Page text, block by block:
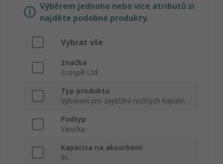
Výběrem jednoho nebo více atributů si
najděte podobné produkty.
Vybrat vše
Značka
Ecospill Ltd
Typ produktu
Vybavení pro zajištění rozlitých kapalin
Podtyp
Vanička
Kapacita na absorbent
9L